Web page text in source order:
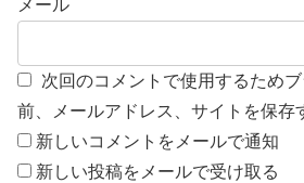
メール
次回のコメントで使用するため
前、メールアドレス、サイトを保存
新しいコメントをメールで通知
新しい投稿をメールで受け取る